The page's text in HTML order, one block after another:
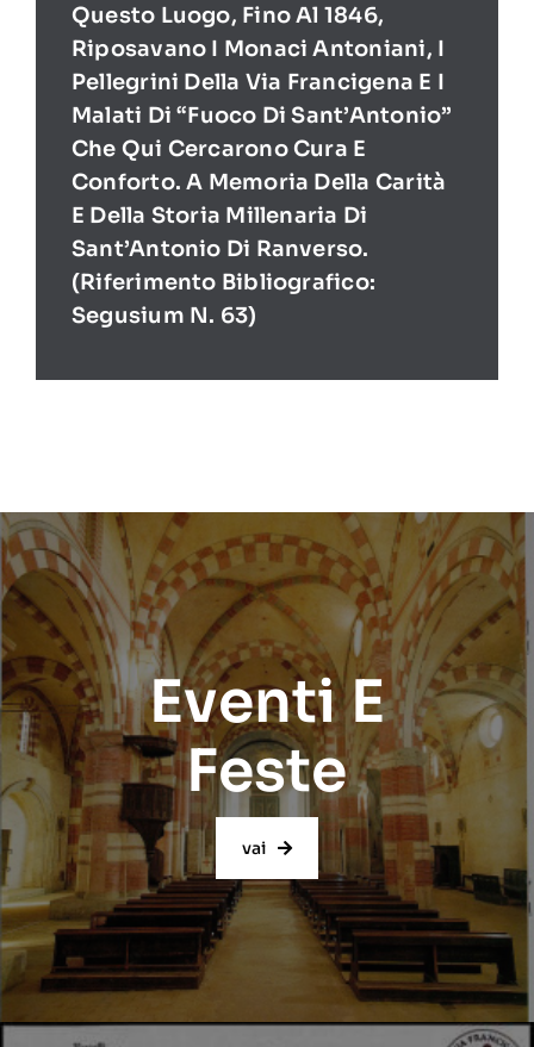
Questo Luogo, Fino Al 1846,
Riposavano I Monaci Antoniani, I
Pellegrini Della Via Francigena E I
Malati Di “Fuoco Di Sant’Antonio”
Che Qui Cercarono Cura E
Conforto. A Memoria Della Carità
E Della Storia Millenaria Di
Sant’Antonio Di Ranverso.
(Riferimento Bibliografico:
Segusium N. 63)
Eventi E
Feste
vai